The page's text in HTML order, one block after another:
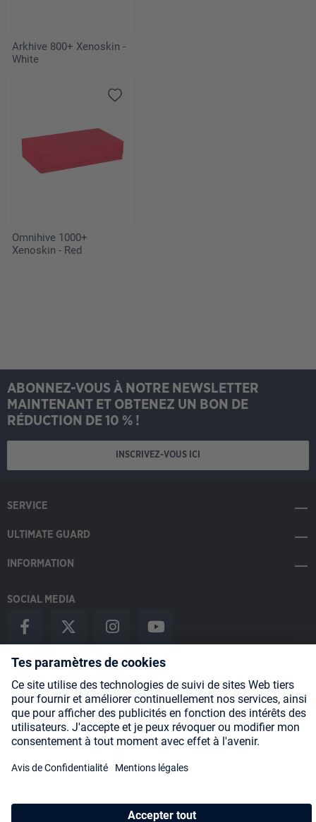
Arkhive 800+ Xenoskin -
White
Omnihive 1000+
Xenoskin - Red
ABONNEZ-VOUS À NOTRE NEWSLETTER
MAINTENANT ET OBTENEZ UN BON DE
RÉDUCTION DE 10 % !
INSCRIVEZ-VOUS ICI
SERVICE
ULTIMATE GUARD
INFORMATION
SOCIAL MEDIA
Payment Methods
Shipping